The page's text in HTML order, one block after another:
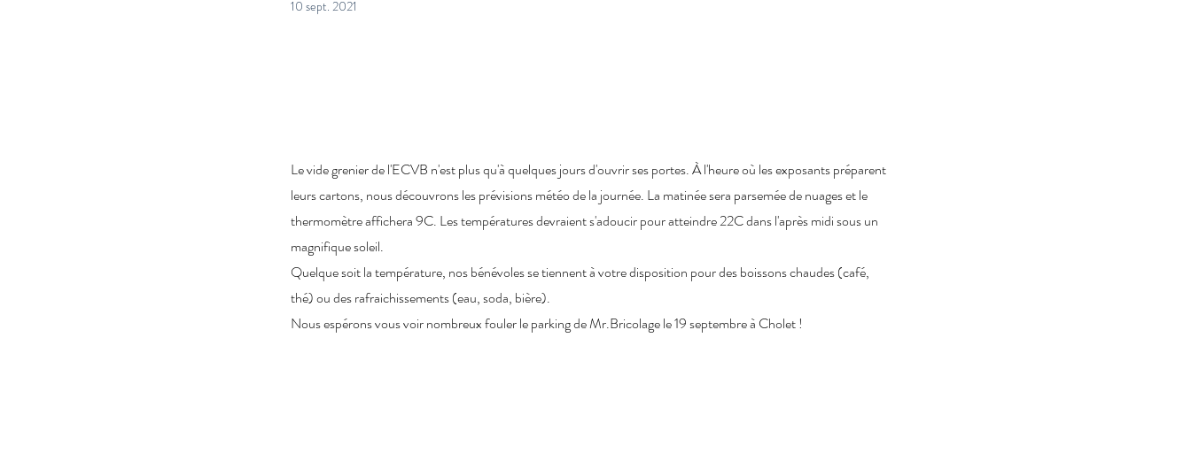
10 sept. 2021
Le vide grenier de l'ECVB n'est plus qu'à quelques jours d'ouvrir ses portes. À l'heure où les exposants préparent
leurs cartons, nous découvrons les prévisions météo de la journée. La matinée sera parsemée de nuages et le
thermomètre affichera 9C. Les températures devraient s'adoucir pour atteindre 22C dans l'après midi sous un
magnifique soleil.
Quelque soit la température, nos bénévoles se tiennent à votre disposition pour des boissons chaudes (café,
thé) ou des rafraichissements (eau, soda, bière).
Nous espérons vous voir nombreux fouler le parking de Mr.Bricolage le 19 septembre à Cholet !